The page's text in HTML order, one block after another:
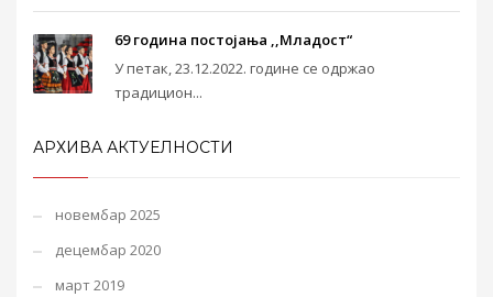
69 година постојања ,,Младост“
У петак, 23.12.2022. године се одржао
традицион...
АРХИВА АКТУЕЛНОСТИ
новембар 2025
децембар 2020
март 2019